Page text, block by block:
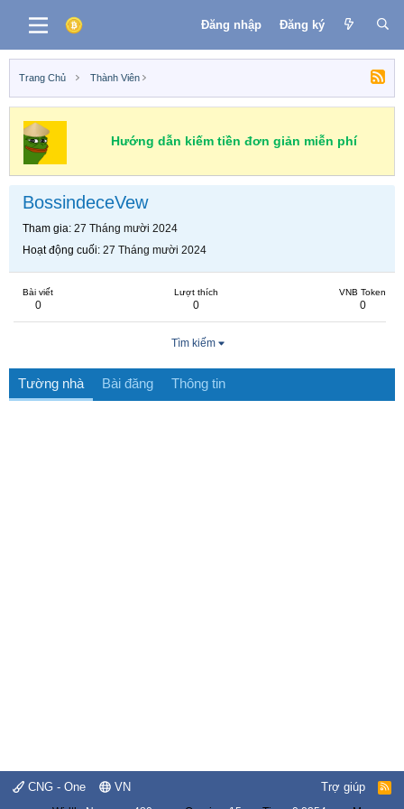
Đăng nhập Đăng ký
Trang Chủ Thành Viên
Hướng dẫn kiếm tiền đơn giản miễn phí
BossindeceVew
Tham gia 27 Tháng mười 2024
Hoạt động cuối 27 Tháng mười 2024
Bài viết
0
Lượt thích
0
VNB Token
0
Tìm kiếm
Tường nhà Bài đăng Thông tin
CNG - One VN Trợ giúp
R